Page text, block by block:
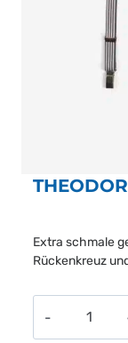
Extra schmale
Rückenkreuz
Hosenträger